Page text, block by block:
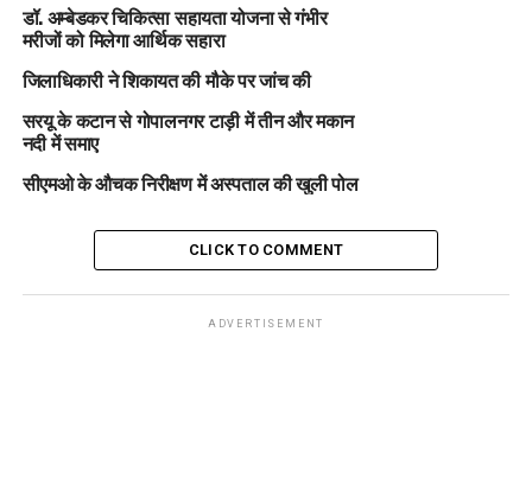
डॉ. अम्बेडकर चिकित्सा सहायता योजना से गंभीर
मरीजों को मिलेगा आर्थिक सहारा
जिलाधिकारी ने शिकायत की मौके पर जांच की
सरयू के कटान से गोपालनगर टाड़ी में तीन और मकान
नदी में समाए
सीएमओ के औचक निरीक्षण में अस्पताल की खुली पोल
CLICK TO COMMENT
ADVERTISEMENT